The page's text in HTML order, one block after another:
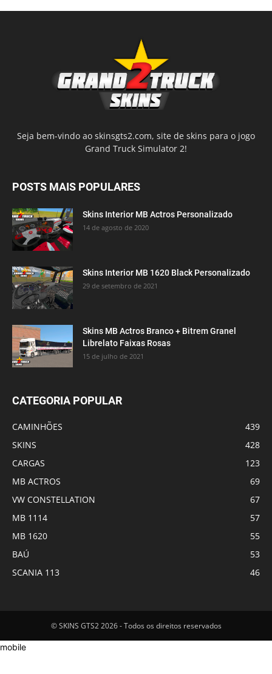
Seja bem-vindo ao skinsgts2.com, site de skins para o jogo
Grand Truck Simulator 2!
POSTS MAIS POPULARES
Skins Interior MB Actros Personalizado
14 de agosto de 2020
Skins Interior MB 1620 Black Personalizado
29 de setembro de 2021
Skins MB Actros Branco + Bitrem Granel
Librelato Faixas Rosas
15 de julho de 2021
CATEGORIA POPULAR
CAMINHÕES
439
SKINS
428
CARGAS
123
MB ACTROS
69
VW CONSTELLATION
67
MB 1114
57
MB 1620
55
BAÚ
53
SCANIA 113
46
© SKINS GTS2 2026 - Todos os direitos reservados